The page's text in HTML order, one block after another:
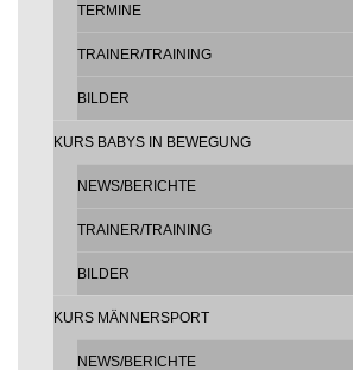
TERMINE
TRAINER/TRAINING
BILDER
KURS BABYS IN BEWEGUNG
NEWS/BERICHTE
TRAINER/TRAINING
BILDER
KURS MÄNNERSPORT
NEWS/BERICHTE